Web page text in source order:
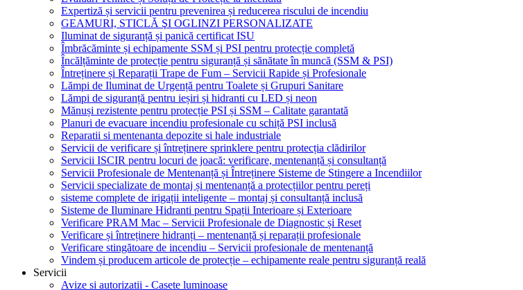
Expertiză și servicii pentru prevenirea și reducerea riscului de incendiu
GEAMURI, STICLĂ ŞI OGLINZI PERSONALIZATE
Iluminat de siguranță și panică certificat ISU
Îmbrăcăminte și echipamente SSM și PSI pentru protecție completă
Încălțăminte de protecție pentru siguranță și sănătate în muncă (SSM & PSI)
Întreținere și Reparații Trape de Fum – Servicii Rapide și Profesionale
Lămpi de Iluminat de Urgență pentru Toalete și Grupuri Sanitare
Lămpi de siguranță pentru ieșiri și hidranti cu LED și neon
Mănuși rezistente pentru protecție PSI și SSM – Calitate garantată
Planuri de evacuare incendiu profesionale cu schiță PSI inclusă
Reparatii si mentenanta depozite si hale industriale
Servicii de verificare și întreținere sprinklere pentru protecția clădirilor
Servicii ISCIR pentru locuri de joacă: verificare, mentenanță și consultanță
Servicii Profesionale de Mentenanță și Întreținere Sisteme de Stingere a Incendiilor
Servicii specializate de montaj și mentenanță a protecțiilor pentru pereți
sisteme complete de irigații inteligente – montaj și consultanță inclusă
Sisteme de Iluminare Hidranti pentru Spații Interioare și Exterioare
Verificare PRAM Mac – Servicii Profesionale de Diagnostic și Reset
Verificare și întreținere hidranți – mentenanță și reparații profesionale
Verificare stingătoare de incendiu – Servicii profesionale de mentenanță
Vindem și producem articole de protecție – echipamente reale pentru siguranță reală
Servicii
Avize si autorizatii - Casete luminoase